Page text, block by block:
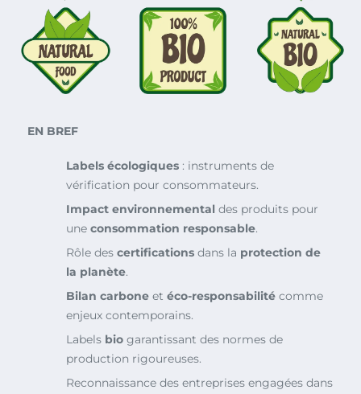
EN BREF
Labels écologiques : instruments de
vérification pour consommateurs.
Impact environnemental des produits pour
une consommation responsable.
Rôle des certifications dans la protection de
la planète.
Bilan carbone et éco-responsabilité comme
enjeux contemporains.
Labels bio garantissant des normes de
production rigoureuses.
Reconnaissance des entreprises engagées dans